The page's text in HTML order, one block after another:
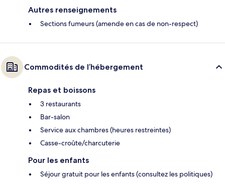
Autres renseignements
Sections fumeurs (amende en cas de non-respect)
Commodités de l’hébergement
Repas et boissons
3 restaurants
Bar-salon
Service aux chambres (heures restreintes)
Casse-croûte/charcuterie
Pour les enfants
Séjour gratuit pour les enfants (consultez les politiques)